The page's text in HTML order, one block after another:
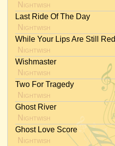
Nightwish
Last Ride Of The Day
Nightwish
While Your Lips Are Still Red
Nightwish
Wishmaster
Nightwish
Two For Tragedy
Nightwish
Ghost River
Nightwish
Ghost Love Score
Nightwish